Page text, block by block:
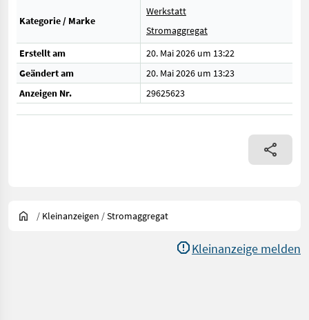
Kategorie / Marke
Werkstatt
Stromaggregat
Erstellt am
20. Mai 2026 um 13:22
Geändert am
20. Mai 2026 um 13:23
Anzeigen Nr.
29625623
/ Kleinanzeigen /Stromaggregat
Kleinanzeige melden